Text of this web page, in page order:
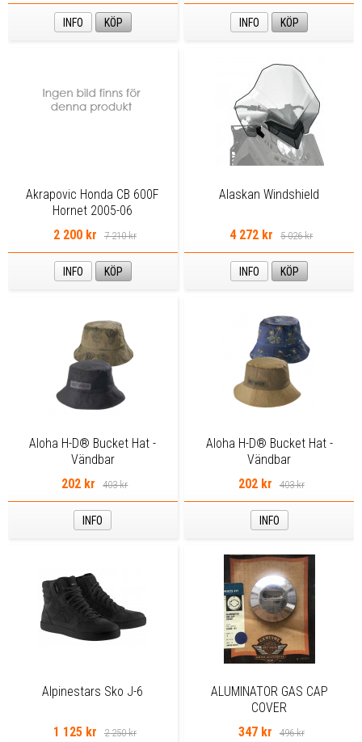
INFO KÖP INFO KÖP
Akrapovic Honda CB 600F
Hornet 2005-06
2 200 kr
7 210 kr
INFO KÖP
Alaskan Windshield
4 272 kr 5 026 kr
INFO KÖP
Aloha H-D® Bucket Hat -
Vändbar
202 kr
403 kr
INFO
Aloha H-D® Bucket Hat -
Vändbar
202 kr
403 kr
INFO
Alpinestars Sko J-6
1 125 kr 2 250 kr
ALUMINATOR GAS CAP
COVER
347 kr
496 kr